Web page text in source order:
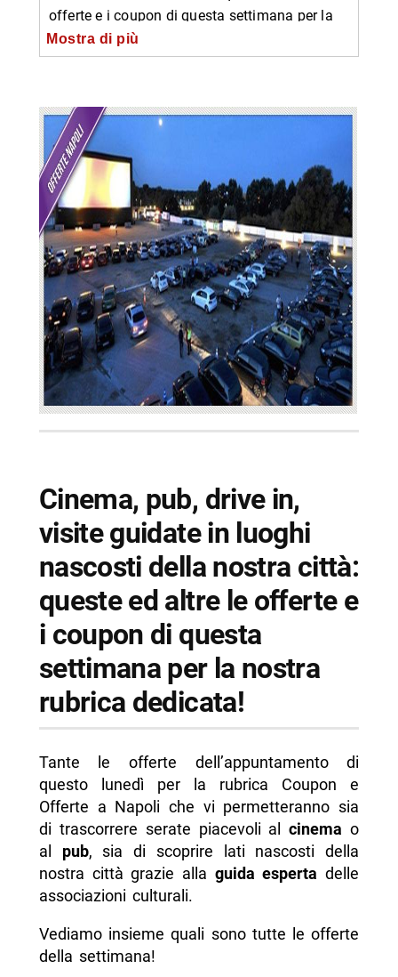
offerte e i coupon di questa settimana per la
nostra rubrica dedicata!
-- Menu pub al centro storico
-- Ingresso Cinema The Space
-- Ingressi palestra al Vomero
-- Scopri di più da Napolike.it
Mostra di più
Cinema, pub, drive in,
visite guidate in luoghi
nascosti della nostra città:
queste ed altre le offerte e
i coupon di questa
settimana per la nostra
rubrica dedicata!
Tante le offerte dell’appuntamento di
questo lunedì per la rubrica Coupon e
Offerte a Napoli che vi permetteranno sia
di trascorrere serate piacevoli alcinema o
al pub, sia di scoprire lati nascosti della
nostra città grazie alla guida esperta delle
associazioni culturali.
Vediamo insieme quali sono tutte le offerte
della settimana!